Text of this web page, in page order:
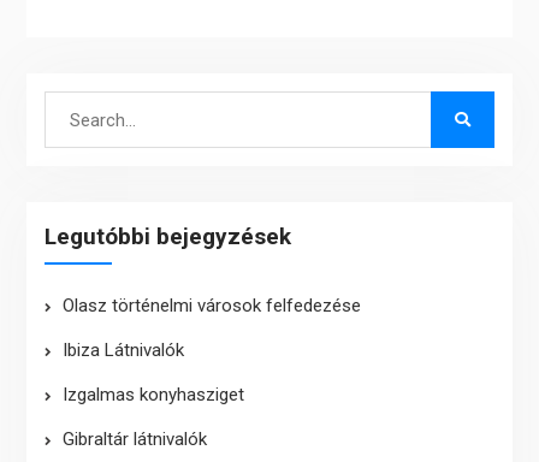
Legutóbbi bejegyzések
Olasz történelmi városok felfedezése
Ibiza Látnivalók
Izgalmas konyhasziget
Gibraltár látnivalók